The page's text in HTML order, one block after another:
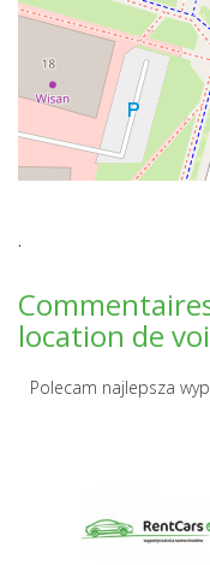
.
location de
Polecam najlepsza